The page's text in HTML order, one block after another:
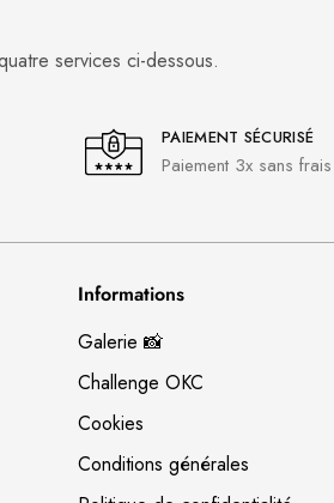
services ci-dessous.
PAIEMENT SÉCURISÉ
Paiement 3x sans frais
Informations
Galerie 📸
Challenge OKC
Cookies
Conditions générales